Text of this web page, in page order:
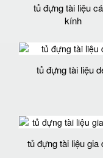
tủ đựng tài liệu
kính
tủ đựng tài liệu
tủ đựng tài liệu gia